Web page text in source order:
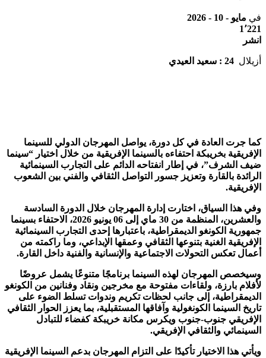
في مايو - 10 - 2026
1٬221
انشر
أزيلال
كما جرت العادة في كل دورة، يواصل المهرجان الدولي للسينما
الإفريقية بخريبكة احتفاءه بالسينما الإفريقية من خلال اختيار “سينما
ضيف الشرف”، في إطار انفتاحه الدائم على التجارب السينمائية
الرائدة بالقارة وتعزيز جسور التواصل الثقافي والفني بين الشعوب
الإفريقية.
وفي هذا السياق، اختارت إدارة المهرجان خلال الدورة السادسة
والعشرين، المنظمة من 30 ماي إلى 06 يونيو 2026، الاحتفاء بسينما
جمهورية الكونغو الديمقراطية، باعتبارها إحدى التجارب السينمائية
الإفريقية الغنية بتنوعها الثقافي وعمقها الإبداعي، وما راكمته من
أعمال تعكس التحولات الاجتماعية والإنسانية والفنية داخل القارة.
وسيخصص المهرجان لهذه السينما برنامجًا متنوعًا يشمل عروضًا
لأفلام بارزة، ولقاءات مفتوحة مع مخرجين ونقاد وفنانين من الكونغو
الديمقراطية، إلى جانب لحظات تكريم وندوات تسلط الضوء على
تاريخ السينما الكونغولية وآفاقها المستقبلية، بما يعزز الحوار الثقافي
الإفريقي جنوب-جنوب ويكرس مكانة خريبكة كفضاء للتبادل
السينمائي والثقافي الإفريقي.
ويأتي هذا الاختيار تأكيدًا على التزام المهرجان بدعم السينما الإفريقية